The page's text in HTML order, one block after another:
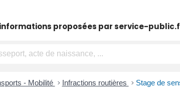
proposées par service-
- Mobilité > Infractions routières > Stage de